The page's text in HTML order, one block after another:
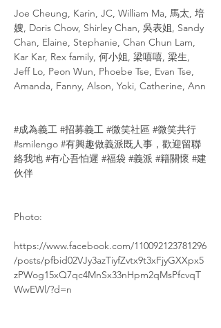
Joe Cheung, Karin, JC, William Ma, 馬太, 培
嫂, Doris Chow, Shirley Chan, 吳表姐, Sandy
Chan, Elaine, Stephanie, Chan Chun Lam,
Kar Kar, Rex family, 何小姐, 梁嘻嘻, 梁生,
Jeff Lo, Peon Wun, Phoebe Tse, Evan Tse,
Amanda, Fanny, Alson, Yoki, Catherine, Ann
#成為義工 #招募義工 #微笑社區 #微笑共行
#smilengo #有興趣做義派既人事 ，歡迎留聯
絡我地 #有心吾怕遲 #福袋 #義派 #籍關懷 #建
伙伴
Photo:
https://www.facebook.com/110092123781296
/posts/pfbid02VJy3azTiyfZvtx9t3xFjyGXXpx5
zPWog15xQ7qc4MnSx33nHpm2qMsPfcvqT
WwEWl/?d=n